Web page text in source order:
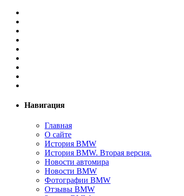
Навигация
Главная
О сайте
История BMW
История BMW. Вторая версия.
Новости автомира
Новости BMW
Фотографии BMW
Отзывы BMW